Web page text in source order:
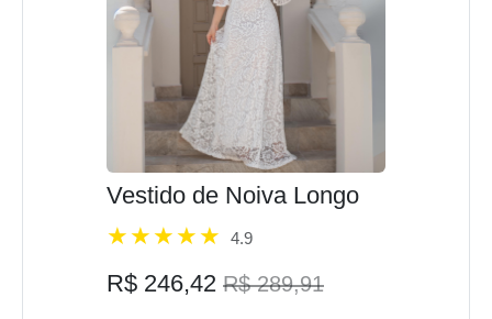
Vestido de Noiva Longo
4.9
R$ 246,42 R$ 289,91